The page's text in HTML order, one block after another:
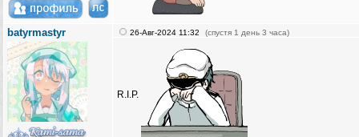
batyrmastyr 26-Авг-2024 11:32 (спустя 1 день 3 часа)
R.I.P.